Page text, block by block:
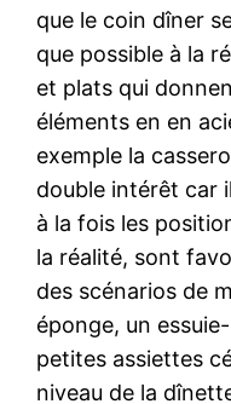
que le coin dîner
que possible à la
et plats qui
éléments en en
exemple la
double intérêt car
à la fois les
la réalité, sont
des scénarios de
éponge, un
petites assiettes
niveau de la